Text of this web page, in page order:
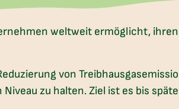
weltweit ermöglicht,
von
zu halten. Ziel ist es bis